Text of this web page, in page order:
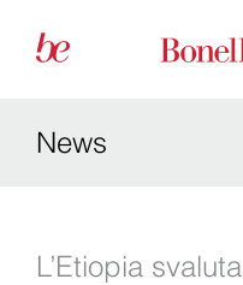
News
L’Etiopia